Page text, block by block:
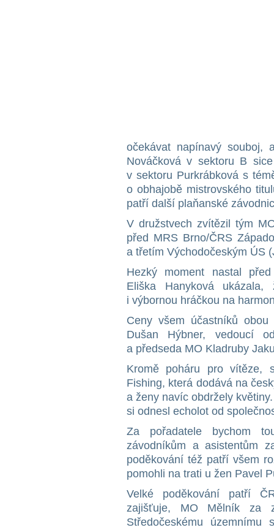
očekávat napínavý
Nováčková v sektoru B
v sektoru Purkrábková s
o obhajobě mistrovského
patří další plaňanské
V družstvech zvítězil tým
před MRS Brno/ČRS
a třetím Východočeským ÚS
Hezký moment nastal
Eliška Hanyková
i výbornou hráčkou na
Ceny všem účastníků obou
Dušan Hýbner, vedoucí
a předseda MO Kladruby
Kromě poháru pro vítěze,
Fishing, která dodává na
a ženy navíc obdržely
si odnesl echolot od
Za pořadatele bychom
závodníkům a asistentům
poděkování též patří všem
pomohli na trati u žen Pavel
Velké poděkování patří
zajišťuje, MO Mělník za
Středočeskému